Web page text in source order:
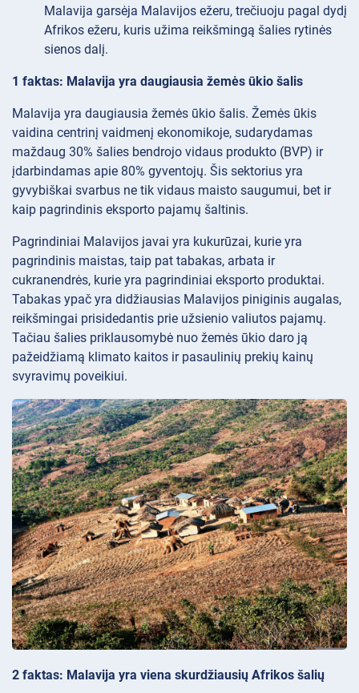
Malavija garsėja Malavijos ežeru, trečiuoju pagal dydį
Afrikos ežeru, kuris užima reikšmingą šalies rytinės
sienos dalį.
1 faktas: Malavija yra daugiausia žemės ūkio šalis
Malavija yra daugiausia žemės ūkio šalis. Žemės ūkis
vaidina centrinį vaidmenį ekonomikoje, sudarydamas
maždaug 30% šalies bendrojo vidaus produkto (BVP) ir
įdarbindamas apie 80% gyventojų. Šis sektorius yra
gyvybiškai svarbus ne tik vidaus maisto saugumui, bet ir
kaip pagrindinis eksporto pajamų šaltinis.
Pagrindiniai Malavijos javai yra kukurūzai, kurie yra
pagrindinis maistas, taip pat tabakas, arbata ir
cukranendrės, kurie yra pagrindiniai eksporto produktai.
Tabakas ypač yra didžiausias Malavijos piniginis augalas,
reikšmingai prisidedantis prie užsienio valiutos pajamų.
Tačiau šalies priklausomybė nuo žemės ūkio daro ją
pažeidžiamą klimato kaitos ir pasaulinių prekių kainų
svyravimų poveikiui.
2 faktas: Malavija yra viena skurdžiausių Afrikos šalių